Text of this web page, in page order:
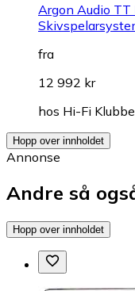
Argon Audio TT
fra
12 992 kr
hos Hi-Fi
Hopp over innholdet
Annonse
Andre så
Hopp over innholdet